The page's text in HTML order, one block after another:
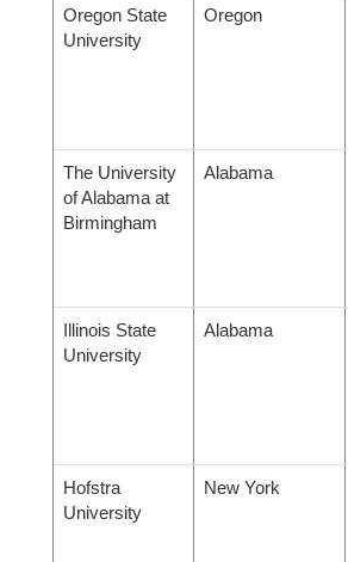
Oregon State
University
Oregon
The University
of Alabama at
Birmingham
Alabama
Illinois State
University
Alabama
Hofstra
University
New York